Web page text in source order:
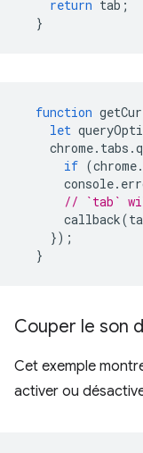
return tab ;
}
function
let
chrome. tabs .
if (chrome.
console.
// `tab`
callback(
});
}
Couper le son
Cet exemple
activer ou